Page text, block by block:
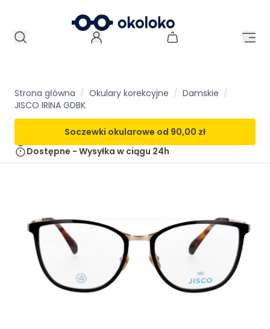
Strona główna / Okulary korekcyjne / Damskie /
JISCO IRINA GDBK
Soczewki okularowe od 90,00 zł
Dostępne - Wysyłka w ciągu 24h